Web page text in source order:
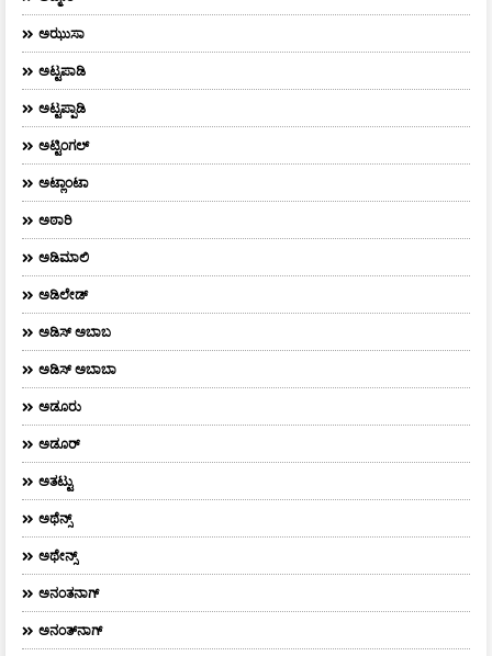
ಅಝುಸಾ
ಅಟ್ಟಪಾಡಿ
ಅಟ್ಟಪ್ಪಾಡಿ
ಅಟ್ಟಿಂಗಲ್
ಅಟ್ಲಾಂಟಾ
ಅಠಾರಿ
ಅಡಿಮಾಲಿ
ಅಡಿಲೇಡ್
ಅಡಿಸ್ ಅಬಾಬ
ಅಡಿಸ್ ಅಬಾಬಾ
ಅಡೂರು
ಅಡೂರ್
ಅತಟ್ಟು
ಅಥೆನ್ಸ್
ಅಥೇನ್ಸ್‌
ಅನಂತನಾಗ್
ಅನಂತ್‌ನಾಗ್‌